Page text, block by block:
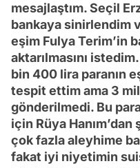
mesajlaştım. Seçil
bankaya sinirlendim
eşim Fulya Terim’in
aktarılmasını
bin 400 lira paranın
tespit ettim ama 3
gönderilmedi. Bu
için Rüya
çok fazla aleyhime
fakat iyi niyetimin